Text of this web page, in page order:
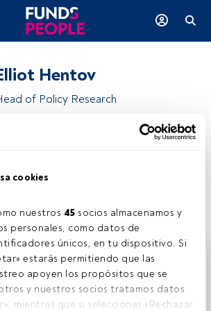
cookies
nuestros 45 socios almacenamos y
personales, como datos de
únicos, en tu dispositivo. Si
estarás permitiendo que las
apoyen los propósitos que se
y nuestros socios tratamos datos
mientras que si seleccionas «Rechazar
Hentov
of Policy Research
exclusivo para los usuarios registrados
ya estás registrado, accede desde el
no tienes cuenta, te invitamos a
de todo el universo que ofrece